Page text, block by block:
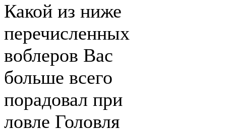
Какой из ниже
перечисленных
воблеров Вас
больше всего
порадовал при
ловле Головля